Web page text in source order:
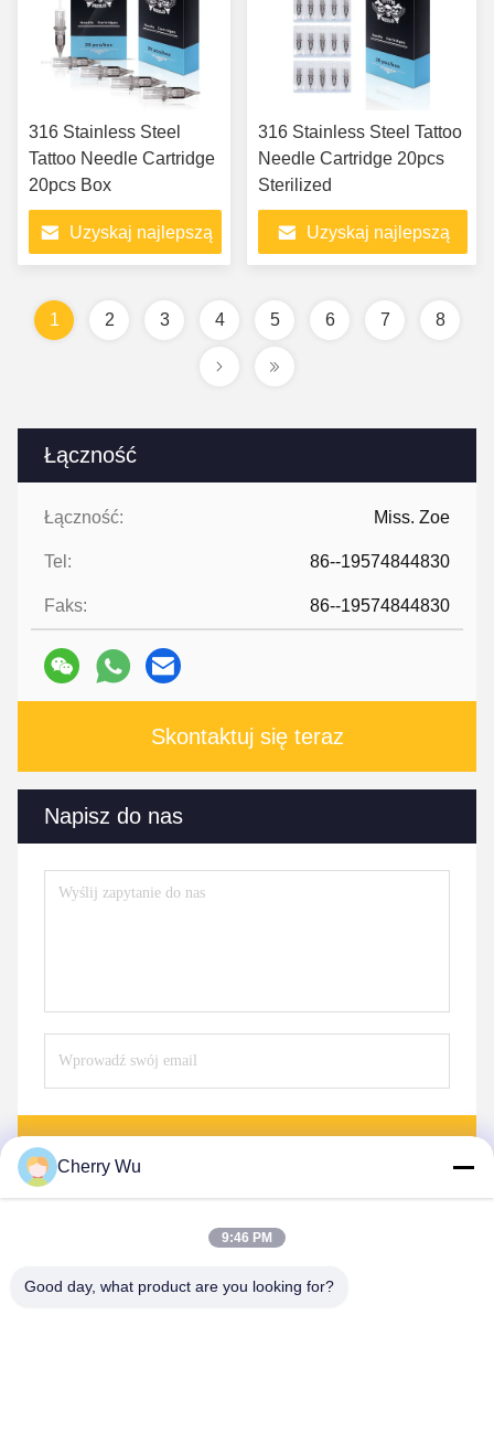
Łączność
Łączność: Miss. Zoe
Tel: 86--19574844830
Faks: 86--19574844830
Skontaktuj się teraz
Napisz do nas
316 Stainless Steel
Tattoo Needle Cartridge
20pcs Box
Uzyskaj najlepszą
316 Stainless Steel Tattoo
Needle Cartridge 20pcs
Sterilized
Uzyskaj najlepszą
1 2 3 4 5 6 7 8
Cherry Wu
9:46 PM
Good day, what product are you looking for?